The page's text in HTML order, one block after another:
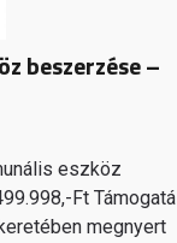
beszerzése –
eszköz
Ft
megnyert